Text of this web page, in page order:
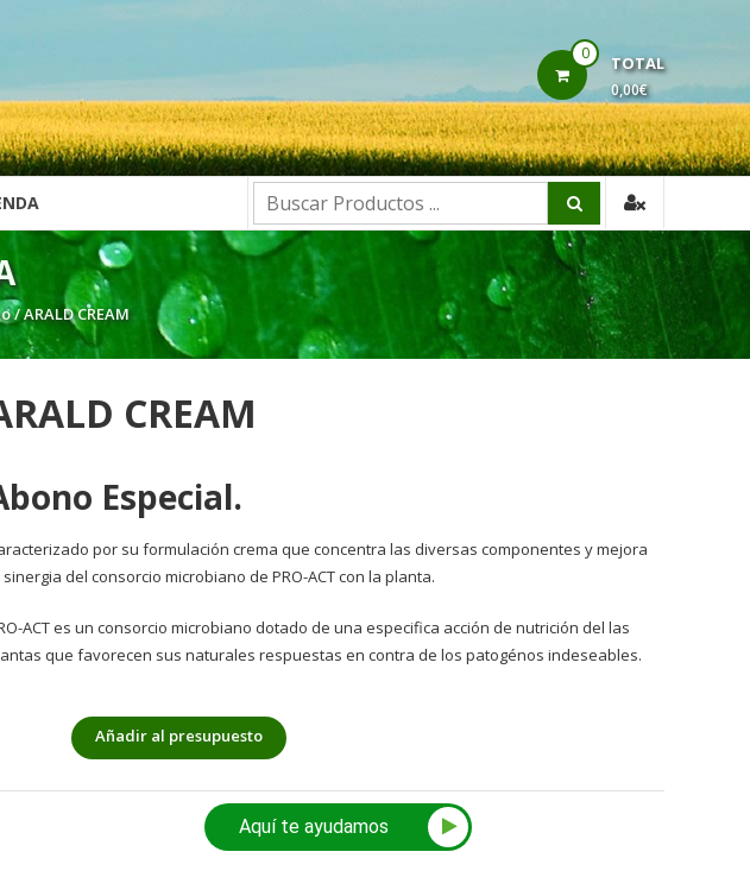
0 TOTAL
0,00€
Buscar:
/ ARALD CREAM
CREAM
Especial.
por su formulación crema que concentra las diversas componentes y mejora
sinergia del consorcio microbiano de PRO-ACT con la planta.
ACT es un consorcio microbiano dotado de una especifica acción de nutrición del las
que favorecen sus naturales respuestas en contra de los patogénos indeseables.
Añadir al presupuesto
Aquí te ayudamos